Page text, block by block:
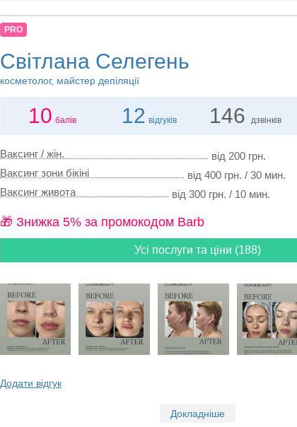
PRO
Світлана Селегень
косметолог, майстер депіляції
10 балів 12 відгуків 146 дзвінків
Ваксинг / жін.
від 200 грн.
Ваксинг зони бікіні
від 400 грн. / 30 мин.
Ваксинг живота
від 300 грн. / 10 мин.
🎁 Знижка 5% за промокодом Barb
Усі послуги та ціни (188)
Додати відгук
Докладніше